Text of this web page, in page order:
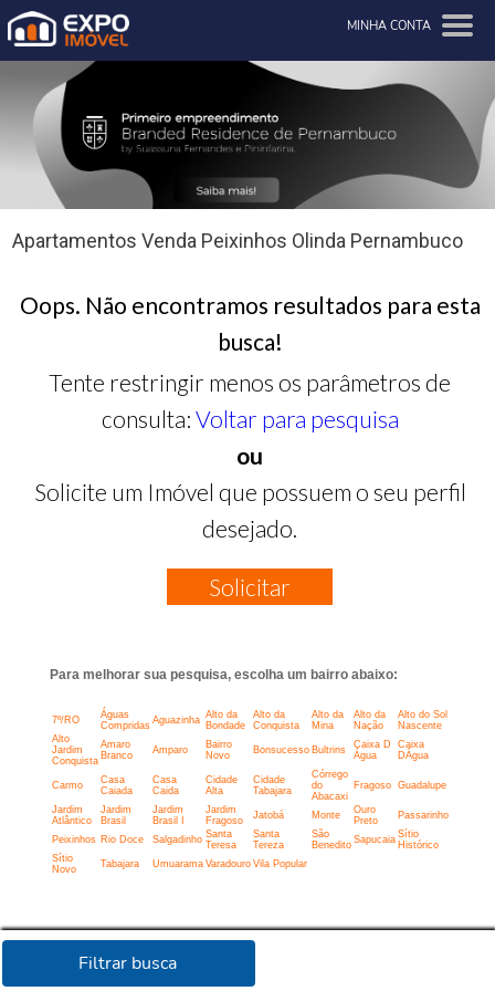
MINHA CONTA
Filtrar busca
Apartamentos Venda Peixinhos Olinda Pernambuco
Oops. Não encontramos resultados para esta
busca!
Tente restringir menos os parâmetros de
consulta: Voltar para pesquisa
ou
Solicite um Imóvel que possuem o seu perfil
desejado.
Solicitar
Para melhorar sua pesquisa, escolha um bairro abaixo:
7º/RO
Águas
Compridas Aguazinha Alto da
Bondade
Alto da
Conquista
Alto da
Mina
Alto da
Nação
Alto do Sol
Nascente
Alto
Jardim
Conquista
Amaro
Branco
Amparo
Bairro
Novo
Bonsucesso Bultrins
Caixa D
Água
Caixa
DÁgua
Carmo
Casa
Caiada
Casa
Caida
Cidade
Alta
Cidade
Tabajara
Córrego
do
Abacaxi
Fragoso Guadalupe
Jardim
Atlântico
Jardim
Brasil
Jardim
Brasil I
Jardim
Fragoso
Jatobá Monte
Ouro
Preto
Passarinho
Peixinhos Rio Doce Salgadinho Santa
Teresa
Santa
Tereza
São
Benedito Sapucaia Sítio
Histórico
Sítio
Novo
Tabajara Umuarama Varadouro Vila Popular